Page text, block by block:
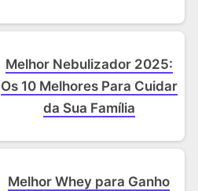
Melhor Nebulizador 2025:
Os 10 Melhores Para Cuidar
da Sua Família
Melhor Whey para Ganho